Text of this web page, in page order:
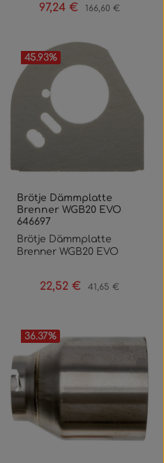
Verkaufspreis:
97,24 € Regulärer Preis:
166,60 €
45.93%
Brötje Dämmplatte
Brenner WGB20 EVO
646697
Brötje Dämmplatte
Brenner WGB20 EVO
Verkaufspreis:
22,52 € Regulärer Preis:
41,65 €
36.37%